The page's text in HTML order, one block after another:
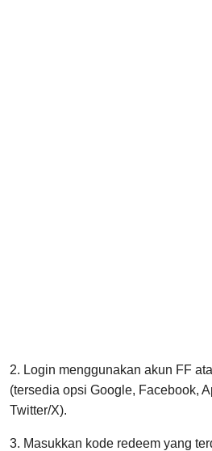
2. Login menggunakan akun FF
(tersedia opsi Google, Facebook,
Twitter/X).
3. Masukkan kode redeem yang